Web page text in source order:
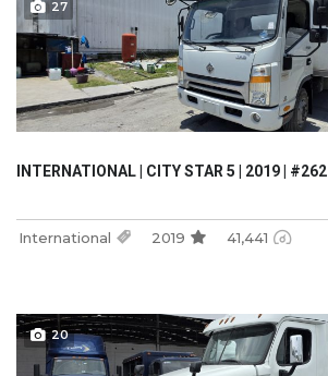
27
INTERNATIONAL | CITY STAR 5 | 2019 | #262
International 2019 41,441
20